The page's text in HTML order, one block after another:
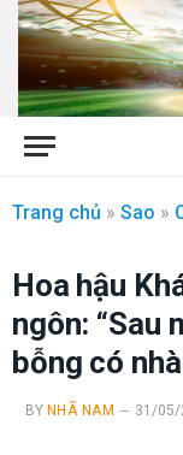
Trang chủ » Sao »
Hoa hậu
ngôn: “Sau
bỗng có
BY NHÃ NAM 31/05/